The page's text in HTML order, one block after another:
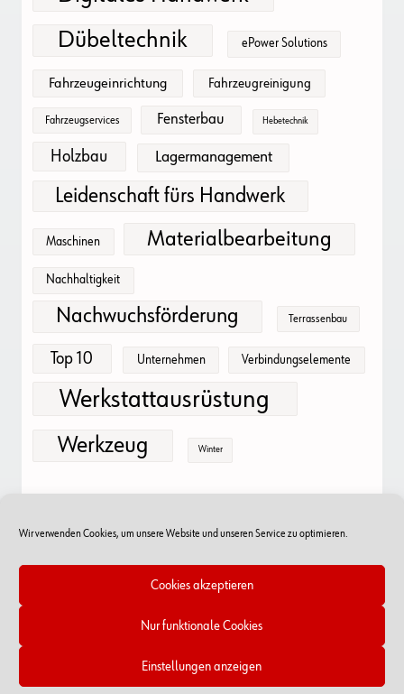
Wir verwenden Cookies, um unsere Website und unseren Service zu optimieren.
Cookies akzeptieren
Nur funktionale Cookies
Einstellungen anzeigen
Dübeltechnik
ePower Solutions
Fahrzeugeinrichtung Fahrzeugreinigung
Fahrzeugservices Fensterbau Hebetechnik
Holzbau Lagermanagement
Leidenschaft fürs Handwerk
Maschinen Materialbearbeitung
Nachhaltigkeit
Nachwuchsförderung Terrassenbau
Top 10 Unternehmen Verbindungselemente
Werkstattausrüstung
Werkzeug Winter